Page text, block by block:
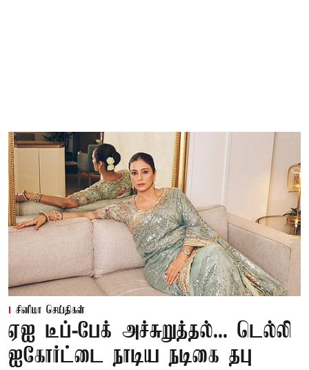
சினிமா செய்திகள்
ஏஐ டீப்-பேக் அச்சுறுத்தல்... டெல்லி
ஐகோர்ட்டை நாடிய நடிகை தபு